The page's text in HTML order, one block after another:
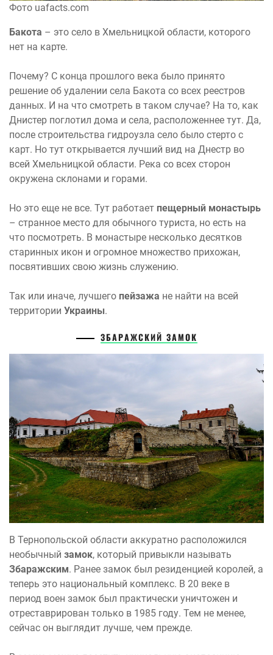
Фото uafacts.com
Бакота – это село в Хмельницкой области, которого
нет на карте.
Почему? С конца прошлого века было принято
решение об удалении села Бакота со всех реестров
данных. И на что смотреть в таком случае? На то, как
Днистер поглотил дома и села, расположеннее тут. Да,
после строительства гидроузла село было стерто с
карт. Но тут открывается лучший вид на Днестр во
всей Хмельницкой области. Река со всех сторон
окружена склонами и горами.
Но это еще не все. Тут работает пещерный монастырь
– странное место для обычного туриста, но есть на
что посмотреть. В монастыре несколько десятков
старинных икон и огромное множество прихожан,
посвятивших свою жизнь служению.
Так или иначе, лучшего пейзажа не найти на всей
территории Украины.
ЗБАРАЖСКИЙ ЗАМОК
В Тернопольской области аккуратно расположился
необычный замок, который привыкли называть
Збаражским. Ранее замок был резиденцией королей, а
теперь это национальный комплекс. В 20 веке в
период воен замок был практически уничтожен и
отреставрирован только в 1985 году. Тем не менее,
сейчас он выглядит лучше, чем прежде.